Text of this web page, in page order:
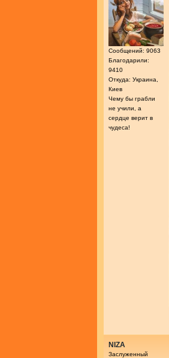
Сообщений: 9063
Благодарили:
9410
Откуда: Украина,
Киев
Чему бы грабли
не учили, а
сердце верит в
чудеса!
NIZA
Заслуженный